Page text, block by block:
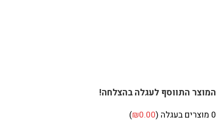
המוצר התווסף לעגלה בהצלחה!
0 מוצרים בעגלה ( ₪0.00
)